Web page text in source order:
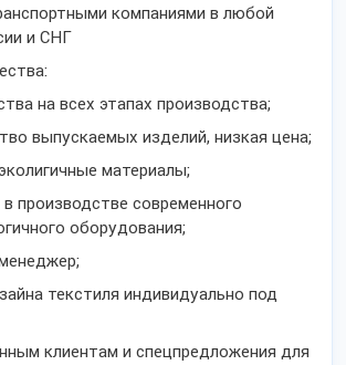
компаниями в любой
и СНГ
на всех этапах производства;
выпускаемых изделий, низкая цена;
материалы;
производстве современного
оборудования;
текстиля индивидуально под
клиентам и спецпредложения для